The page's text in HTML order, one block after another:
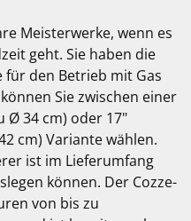
Meisterwerke, wenn es
geht. Sie haben die
für den Betrieb mit Gas
Sie zwischen einer
Ø 34 cm) oder 17"
cm) Variante wählen.
ist im Lieferumfang
können. Der Cozze-
von bis zu